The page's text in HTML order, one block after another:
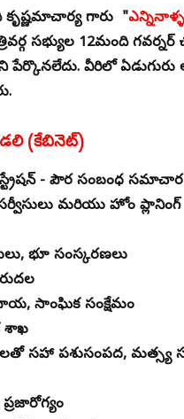
కృష్ణమాచార్య గారు "
సభ్యుల 12మంది
వీరిలో ఏడుగురు
(కేబినెట్)
- పౌర సంబంధ
మరియు హోం ప్లానింగ్
భూ సంస్కరణలు
సాంఘిక సంక్షేమం
శాఖ
సహా పశుసంపద,